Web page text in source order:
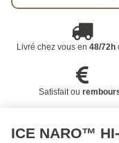
Livré chez vous en 48/72h
Satisfait ou
ICE NARO™